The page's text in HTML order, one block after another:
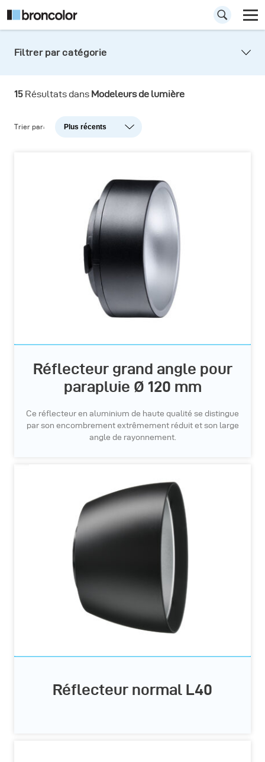
Filtrer par catégorie
15 Résultats dans Modeleurs de lumière
Trier par: Plus récents
Plus récents
Réflecteur grand angle pour
parapluie Ø 120 mm
Ce réflecteur en aluminium de haute qualité se distingue
par son encombrement extrêmement réduit et son large
angle de rayonnement.
Réflecteur normal L40